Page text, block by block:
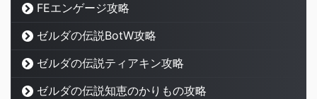
FEエンゲージ攻略
ゼルダの伝説BotW攻略
ゼルダの伝説ティアキン攻略
ゼルダの伝説知恵のかりもの攻略